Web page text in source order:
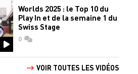
Worlds 2025 : le Top 10 du
Play In et de la semaine 1 du
Swiss Stage
0commentaires
VOIR TOUTES LES VIDÉOS